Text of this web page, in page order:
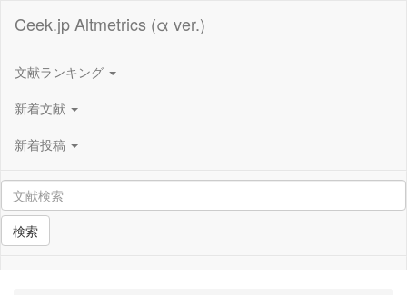
Ceek.jp Altmetrics (α ver.)
文献ランキング
新着文献
新着投稿
検索